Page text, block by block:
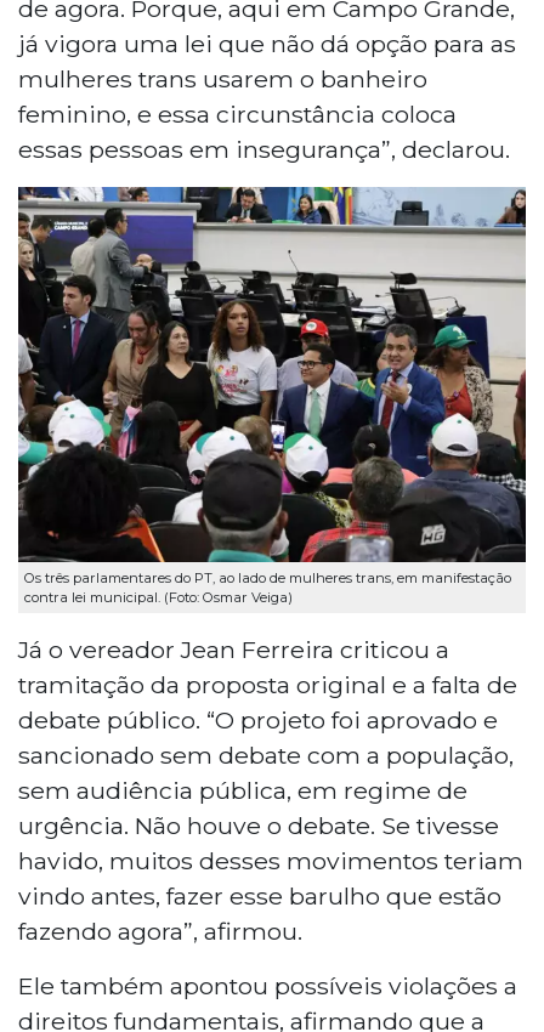
de agora. Porque, aqui em Campo Grande,
já vigora uma lei que não dá opção para as
mulheres trans usarem o banheiro
feminino, e essa circunstância coloca
essas pessoas em insegurança”, declarou.
Os três parlamentares do PT, ao lado de mulheres trans, em manifestação
contra lei municipal. (Foto: Osmar Veiga)
Já o vereador Jean Ferreira criticou a
tramitação da proposta original e a falta de
debate público. “O projeto foi aprovado e
sancionado sem debate com a população,
sem audiência pública, em regime de
urgência. Não houve o debate. Se tivesse
havido, muitos desses movimentos teriam
vindo antes, fazer esse barulho que estão
fazendo agora”, afirmou.
Ele também apontou possíveis violações a
direitos fundamentais, afirmando que a